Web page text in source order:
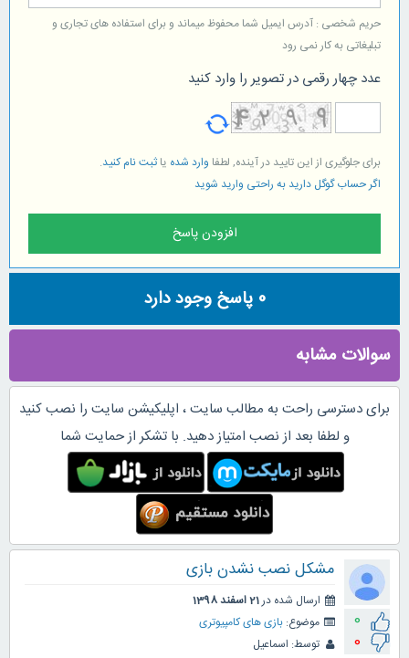
حریم شخصی : آدرس ایمیل شما محفوظ میماند و برای استفاده های تجاری و
تبلیغاتی به کار نمی رود
عدد چهار رقمی در تصویر را وارد کنید
برای جلوگیری از این تایید در آینده, لطفا وارد شده یاثبت نام کنید.
اگر حساب گوگل دارید به راحتی وارید شوید
0 پاسخ وجود دارد
سوالات مشابه
برای دسترسی راحت به مطالب سایت ، اپلیکیشن سایت را نصب کنید
و لطفا بعد از نصب امتیاز دهید. با تشکر از حمایت شما
0
0
مشکل نصب نشدن بازی
ارسال شده در21 اسفند 1398
موضوع: بازی های کامپیوتری
توسط: اسماعیل